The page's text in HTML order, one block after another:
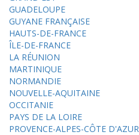
GUADELOUPE
GUYANE FRANÇAISE
HAUTS-DE-FRANCE
ÎLE-DE-FRANCE
LA RÉUNION
MARTINIQUE
NORMANDIE
NOUVELLE-AQUITAINE
OCCITANIE
PAYS DE LA LOIRE
PROVENCE-ALPES-CÔTE D'AZUR